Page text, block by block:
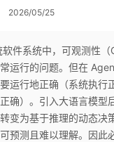
2026/05/25
软件系统中，可观测性
运行的问题。但在
运行地正确（系统执行
确）。引入大语言模型
变为基于推理的动态决
预测且难以理解。因此